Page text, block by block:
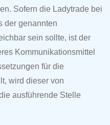
Sofern die Ladytrade bei
der genannten
sein sollte, ist der
Kommunikationsmittel
für die
wird dieser von
ausführende Stelle